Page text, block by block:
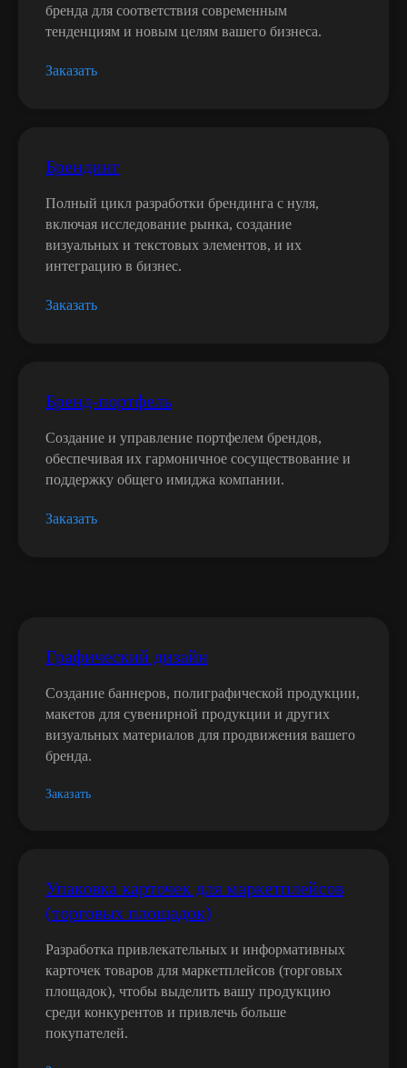
бренда для соответствия современным
тенденциям и новым целям вашего бизнеса.
Заказать
Брендинг
Полный цикл разработки брендинга с нуля,
включая исследование рынка, создание
визуальных и текстовых элементов, и их
интеграцию в бизнес.
Заказать
Бренд-портфель
Создание и управление портфелем брендов,
обеспечивая их гармоничное сосуществование и
поддержку общего имиджа компании.
Заказать
Графический дизайн
Создание баннеров, полиграфической продукции,
макетов для сувенирной продукции и других
визуальных материалов для продвижения вашего
бренда.
Заказать
Упаковка карточек для маркетплейсов
(торговых площадок)
Разработка привлекательных и информативных
карточек товаров для маркетплейсов (торговых
площадок), чтобы выделить вашу продукцию
среди конкурентов и привлечь больше
покупателей.
Наши партнеры:
+7
ваш бизнес вместе
с нами
Познакомимся и определим, какие
цифровые инструменты нужны